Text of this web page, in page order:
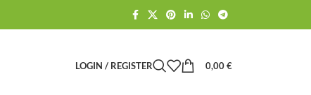
LOGIN / REGISTER 0,00€